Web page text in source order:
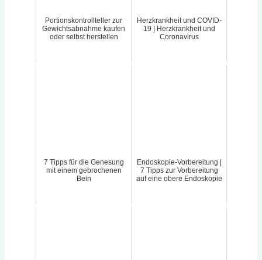
Portionskontrollteller zur
Gewichtsabnahme kaufen
oder selbst herstellen
Herzkrankheit und COVID-
19 | Herzkrankheit und
Coronavirus
7 Tipps für die Genesung
mit einem gebrochenen
Bein
Endoskopie-Vorbereitung |
7 Tipps zur Vorbereitung
auf eine obere Endoskopie